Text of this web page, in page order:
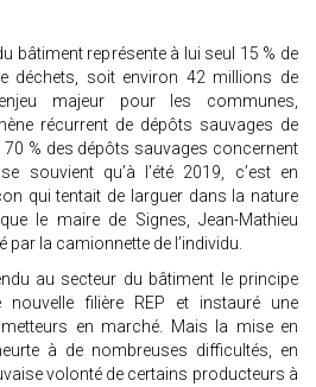
bâtiment représente à lui seul 15 % de
déchets, soit environ 42 millions de
majeur pour les communes,
récurrent de dépôts sauvages de
% des dépôts sauvages concernent
souvient qu’à l’été 2019, c’est en
qui tentait de larguer dans la nature
le maire de Signes, Jean-Mathieu
par la camionnette de l’individu.
au secteur du bâtiment le principe
nouvelle filière REP et instauré une
en marché. Mais la mise en
à de nombreuses difficultés, en
volonté de certains producteurs à